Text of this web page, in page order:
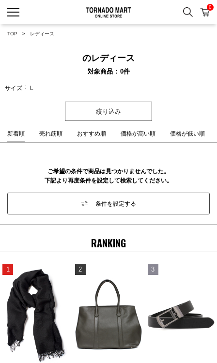
検索 カ
0
TOP レディース
のレディース
対象商品 0件
サイズ L
絞り込み
新着順 売れ筋順 おすすめ順 価格が高い順 価格が低い順
ご希望の条件で商品は見つかりませんでした。
下記より再度条件を設定して検索してください。
条件を設定する
RANKING
1 2 3